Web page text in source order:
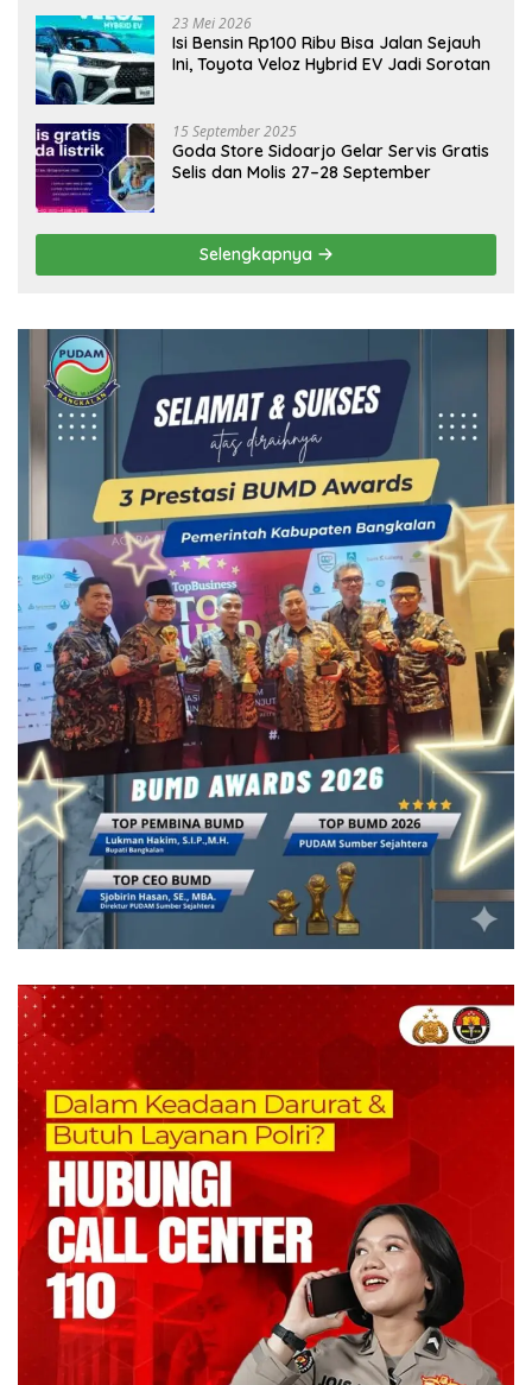
23 Mei 2026
Isi Bensin Rp100 Ribu Bisa Jalan Sejauh
Ini, Toyota Veloz Hybrid EV Jadi Sorotan
15 September 2025
Goda Store Sidoarjo Gelar Servis Gratis
Selis dan Molis 27–28 September
Selengkapnya